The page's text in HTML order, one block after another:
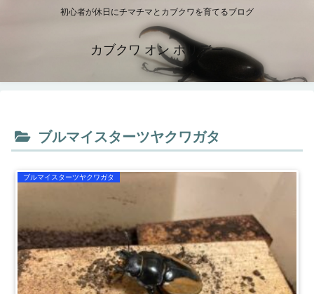
初心者が休日にチマチマとカブクワを育てるブログ
カブクワ オン ホリデー
ブルマイスターツヤクワガタ
ブルマイスターツヤクワガタ